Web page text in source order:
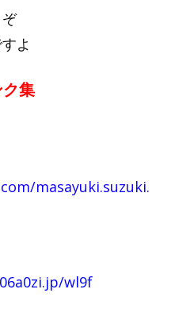
よ
集
masayuki.suzuki.
wl9f